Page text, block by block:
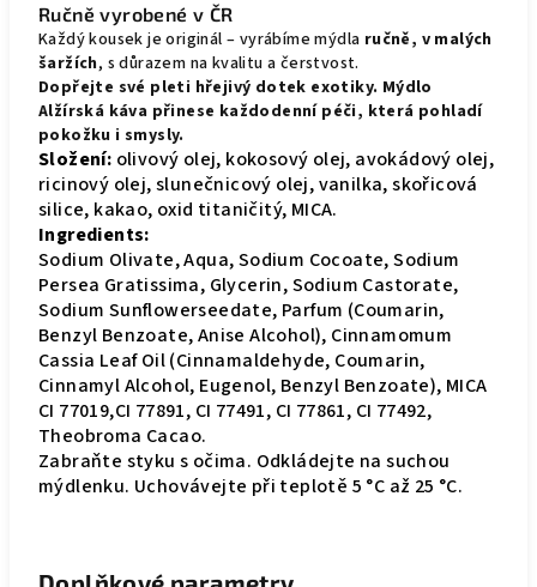
Ručně vyrobené v ČR
Každý kousek je originál – vyrábíme mýdla ručně, v malých
šaržích, s důrazem na kvalitu a čerstvost.
Dopřejte své pleti hřejivý dotek exotiky. Mýdlo
Alžírská káva přinese každodenní péči, která pohladí
pokožku i smysly.
Složení: olivový olej, kokosový olej, avokádový olej,
ricinový olej, slunečnicový olej, vanilka, skořicová
silice, kakao, oxid titaničitý, MICA.
Ingredients:
Sodium Olivate, Aqua, Sodium Cocoate, Sodium
Persea Gratissima, Glycerin, Sodium Castorate,
Sodium Sunflowerseedate, Parfum (Coumarin,
Benzyl Benzoate, Anise Alcohol), Cinnamomum
Cassia Leaf Oil (Cinnamaldehyde, Coumarin,
Cinnamyl Alcohol, Eugenol, Benzyl Benzoate), MICA
CI 77019,CI 77891, CI 77491, CI 77861, CI 77492,
Theobroma Cacao.
Zabraňte styku s očima. Odkládejte na suchou
mýdlenku. Uchovávejte při teplotě 5 °C až 25 °C.